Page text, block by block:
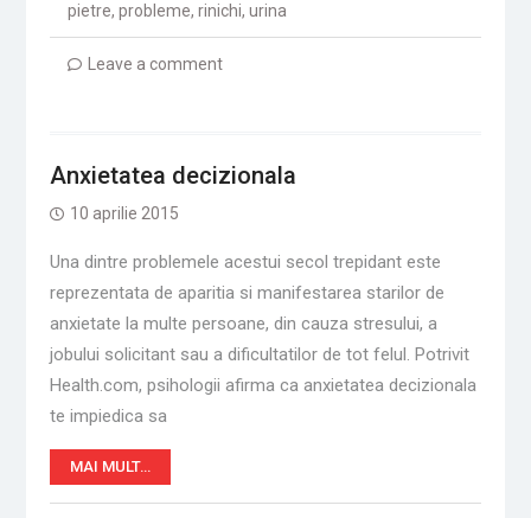
pietre, probleme, rinichi, urina
Leave a comment
Anxietatea decizionala
10 aprilie 2015
Una dintre problemele acestui secol trepidant este
reprezentata de aparitia si manifestarea starilor de
anxietate la multe persoane, din cauza stresului, a
jobului solicitant sau a dificultatilor de tot felul. Potrivit
Health.com, psihologii afirma ca anxietatea decizionala
te impiedica sa
MAI MULT…